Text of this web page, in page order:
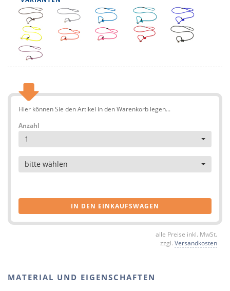
Hier können Sie den Artikel in den Warenkorb legen...
Anzahl
1
Artikel
bitte wählen
IN DEN EINKAUFSWAGEN
alle Preise inkl. MwSt.
zzgl. Versandkosten
MATERIAL UND EIGENSCHAFTEN